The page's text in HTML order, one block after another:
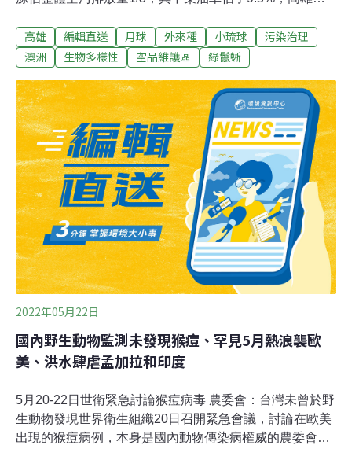
輛，包括老舊柴油車1.2萬輛，查驗高雄港日平均車流量
3.2萬輛。高雄市府環保局為改善移動式污染源，推動高雄
型柴油車，必須取得排煙檢測合格標章，才能進入空品維
護區，將於今年底前公告半年後上路。此外，環保局更首
推校園劃設空品維護區，將由鄰近駁二特區的鹽埕國小打
頭陣，管制符合環保署排放標準車輛，才得以進入校園，
已獲得地方支持，送市政會議審議，後續待環保署核定，
預計明年公告實施。（自由時報報導）
高雄 編輯直送 月球 外來種 小琉球
污染治理
澳洲
生物多樣性 空品維護區 綠鬣蜥
2022年05月22日
國內野生動物監測未發現猴痘、罕見5月熱浪襲歐
美、洪水肆虐孟加拉和印度
5月20-22日世衛緊急討論猴痘病毒 農委會：台灣未曾於野
生動物發現世界衛生組織20日召開緊急會議，討論在歐美
出現的猴痘病例，本身是國內動物傳染病權威的農委會副